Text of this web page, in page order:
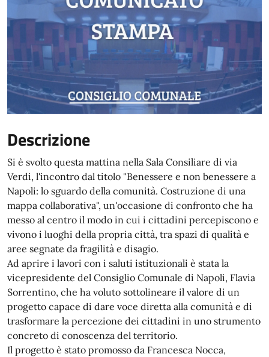
Descrizione
Si è svolto questa mattina nella Sala Consiliare di via
Verdi, l'incontro dal titolo "Benessere e non benessere a
Napoli: lo sguardo della comunità. Costruzione di una
mappa collaborativa", un'occasione di confronto che ha
messo al centro il modo in cui i cittadini percepiscono e
vivono i luoghi della propria città, tra spazi di qualità e
aree segnate da fragilità e disagio.
Ad aprire i lavori con i saluti istituzionali è stata la
vicepresidente del Consiglio Comunale di Napoli, Flavia
Sorrentino, che ha voluto sottolineare il valore di un
progetto capace di dare voce diretta alla comunità e di
trasformare la percezione dei cittadini in uno strumento
concreto di conoscenza del territorio.
Il progetto è stato promosso da Francesca Nocca,